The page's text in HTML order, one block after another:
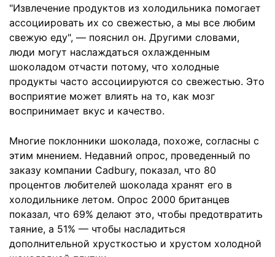
"Извлечение продуктов из холодильника помогает
ассоциировать их со свежестью, а мы все любим
свежую еду", — пояснил он. Другими словами,
люди могут наслаждаться охлажденным
шоколадом отчасти потому, что холодные
продукты часто ассоциируются со свежестью. Это
восприятие может влиять на то, как мозг
воспринимает вкус и качество.
Многие поклонники шоколада, похоже, согласны с
этим мнением. Недавний опрос, проведенный по
заказу компании Cadbury, показал, что 80
процентов любителей шоколада хранят его в
холодильнике летом. Опрос 2000 британцев
показал, что 69% делают это, чтобы предотвратить
таяние, а 51% — чтобы насладиться
дополнительной хрусткостью и хрустом холодной